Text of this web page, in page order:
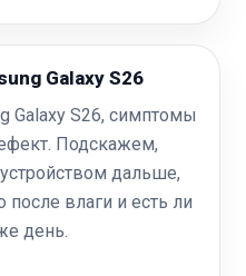
Galaxy S26
Galaxy S26, симптомы
Подскажем,
дальше,
влаги и есть ли
день.